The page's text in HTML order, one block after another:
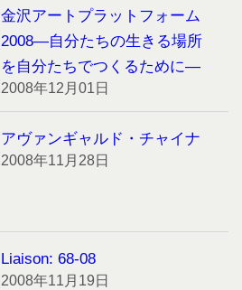
金沢アートプラットフォーム
2008―自分たちの生きる場所
を自分たちでつくるために―
2008年12月01日
アヴァンギャルド・チャイナ
2008年11月28日
Liaison: 68-08
2008年11月19日